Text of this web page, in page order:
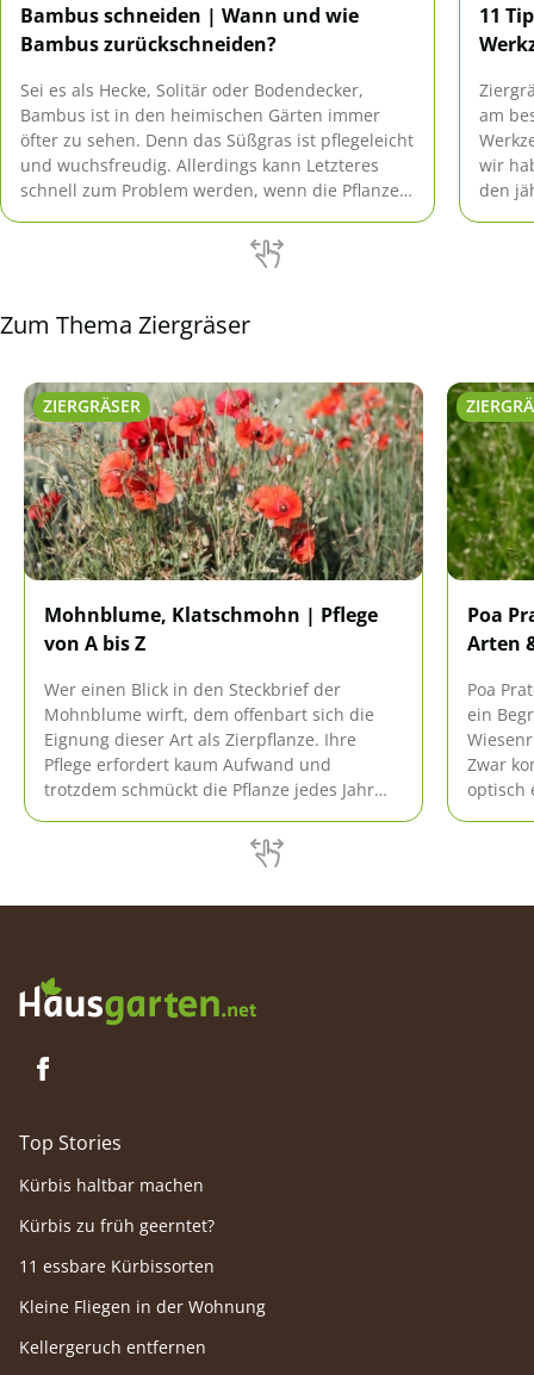
Bambus schneiden | Wann und wie
Bambus zurückschneiden?
Sei es als Hecke, Solitär oder Bodendecker,
Bambus ist in den heimischen Gärten immer
öfter zu sehen. Denn das Süßgras ist pflegeleicht
und wuchsfreudig. Allerdings kann Letzteres
schnell zum Problem werden, wenn die Pflanzen
11
am
wir
den
Zum Thema Ziergräser
ZIERGRÄSER
Mohnblume, Klatschmohn | Pflege
von A bis Z
Wer einen Blick in den Steckbrief der
Mohnblume wirft, dem offenbart sich die
Eignung dieser Art als Zierpflanze. Ihre
Pflege erfordert kaum Aufwand und
trotzdem schmückt die Pflanze jedes Jahr
Ausbreitung gegeben wird.
Poa
Arten
Poa
ein
Zwar
optisch
Top Stories
Kürbis haltbar machen
Kürbis zu früh geerntet?
11 essbare Kürbissorten
Kleine Fliegen in der Wohnung
Kellergeruch entfernen